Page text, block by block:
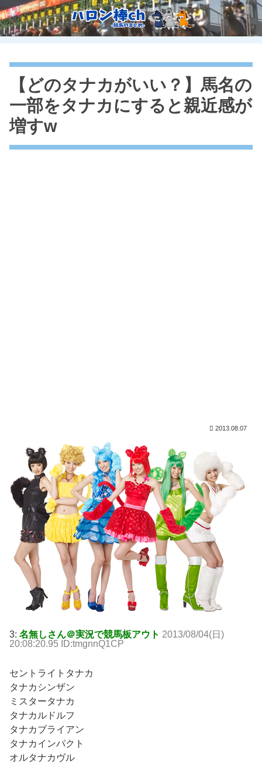
【どのタナカがいい？】馬名の
一部をタナカにすると親近感が
増すw
2013.08.07
3: 名無しさん＠実況で競馬板アウト 2013/08/04(日)
20:08:20.95 ID:tmgnnQ1CP
セントライトタナカ
タナカシンザン
ミスタータナカ
タナカルドルフ
タナカブライアン
タナカインパクト
オルタナカヴル